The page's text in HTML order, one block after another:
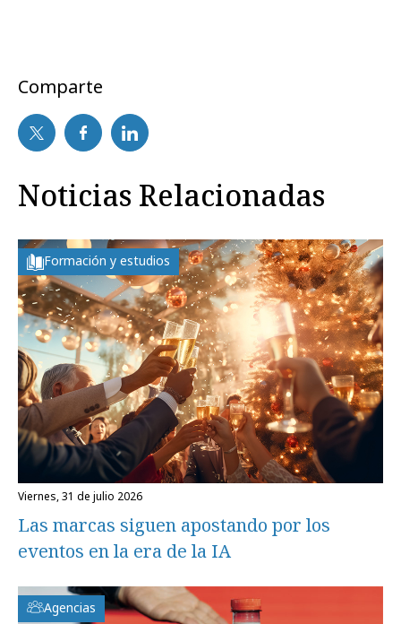
Comparte
Noticias Relacionadas
Formación y estudios
viernes, 31 de julio 2026
Las marcas siguen apostando por los
eventos en la era de la IA
Agencias